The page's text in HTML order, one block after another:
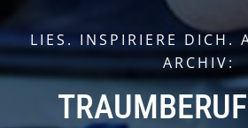
LIES. INSPIRIERE DICH.
ARCHIV: